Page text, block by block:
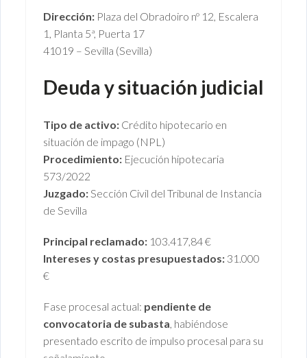
Dirección:Plaza del Obradoiro nº 12, Escalera
1, Planta 5ª, Puerta 17
41019 – Sevilla (Sevilla)
Deuda y situación judicial
Tipo de activo:Crédito hipotecario en
situación de impago (NPL)
Procedimiento:Ejecución hipotecaria
573/2022
Juzgado:Sección Civil del Tribunal de Instancia
de Sevilla
Principal reclamado:103.417,84 €
Intereses y costas presupuestados:31.000
€
Fase procesal actual: pendiente de
convocatoria de subasta, habiéndose
presentado escrito de impulso procesal para su